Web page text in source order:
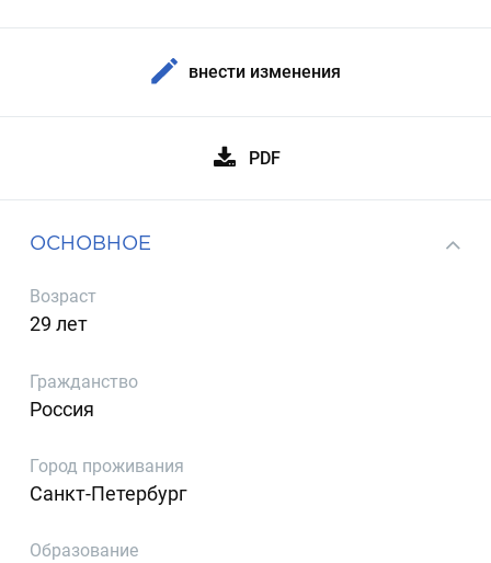
внести изменения
PDF
ОСНОВНОЕ
Возраст
29 лет
Гражданство
Россия
Город проживания
Санкт-Петербург
Образование